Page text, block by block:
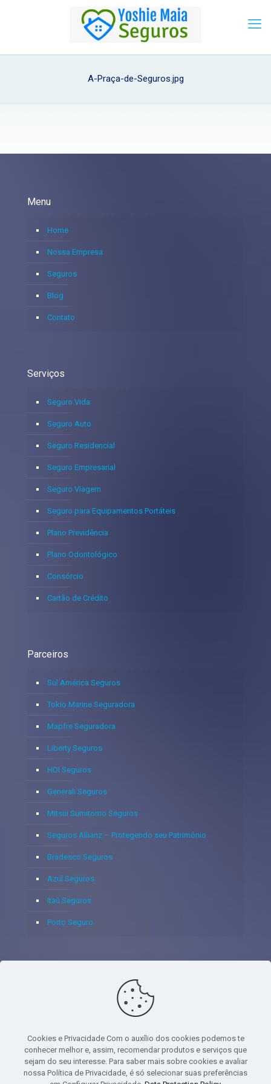
A-Praça-de-Seguros.jpg
Menu
Home
Nossa Empresa
Seguros
Blog
Contato
Serviços
Seguro Vida
Seguro Auto
Seguro Residencial
Seguro Empresarial
Seguro Viagem
Seguro para Equipamentos Portáteis
Plano Previdência
Plano Odontológico
Consórcio
Cartão de Crédito
Parceiros
Sul América Seguros
Tokio Marine Seguradora
Mapfre Seguradora
Liberty Seguros
HDI Seguros
Generali Seguros
Mitsui Sumitomo Seguros
Seguros Allianz – Protegendo seu Patrimônio
Bradesco Seguros
Azul Seguros
Itaú Seguros
Porto Seguro
© 2020 - Yoshie & Maia Corretora de Seguros Ltda - CNPJ:
05.459.716/0001-75 - SUSEP: 100637106 AV DOS
PAVIMENTO - CEP 06.020-012 - VILA YARA - OSASCO - UF SP -
TELEFONE - (11) 8251-9266
Cookies e Privacidade Com o auxílio dos cookies podemos te
conhecer melhor e, assim, recomendar produtos e serviços que
sejam do seu interesse. Para saber mais sobre cookies e avaliar
nossa Política de Privacidade, é só selecionar suas preferências